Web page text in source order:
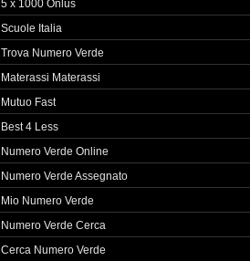
5 x 1000 Onlus
Scuole Italia
Trova Numero Verde
Materassi Materassi
Mutuo Fast
Best 4 Less
Numero Verde Online
Numero Verde Assegnato
Mio Numero Verde
Numero Verde Cerca
Cerca Numero Verde